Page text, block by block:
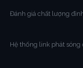
Đánh giá chất lượng
Hệ thống link phát sóng